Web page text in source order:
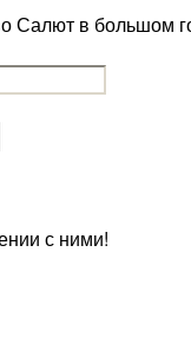
Салют в большом
с ними!